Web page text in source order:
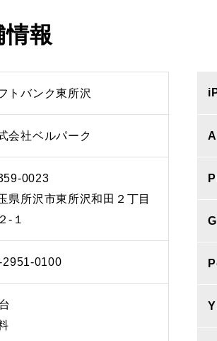
情報
トバンク東所沢
会社ベルパーク
0023
県所沢市東所沢和田２丁目
‐１
2951-0100